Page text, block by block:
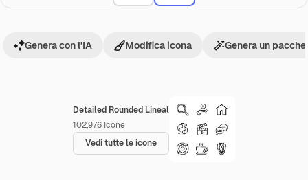
Detailed Rounded Lineal
102,976 Icone
Vedi tutte le icone
Genera con l'IA Modifica icona Genera un